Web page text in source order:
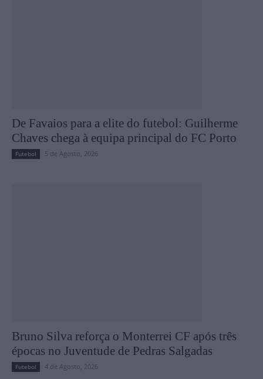
De Favaios para a elite do futebol: Guilherme
Chaves chega à equipa principal do FC Porto
Futebol 5 de Agosto, 2026
Bruno Silva reforça o Monterrei CF após três
épocas no Juventude de Pedras Salgadas
Futebol 4 de Agosto, 2026